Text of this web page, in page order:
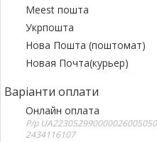
Meest пошта
Укрпошта
Нова Пошта (поштомат)
Новая Почта(курьер)
Варіанти оплати
Онлайн оплата
Р/р
2434116107